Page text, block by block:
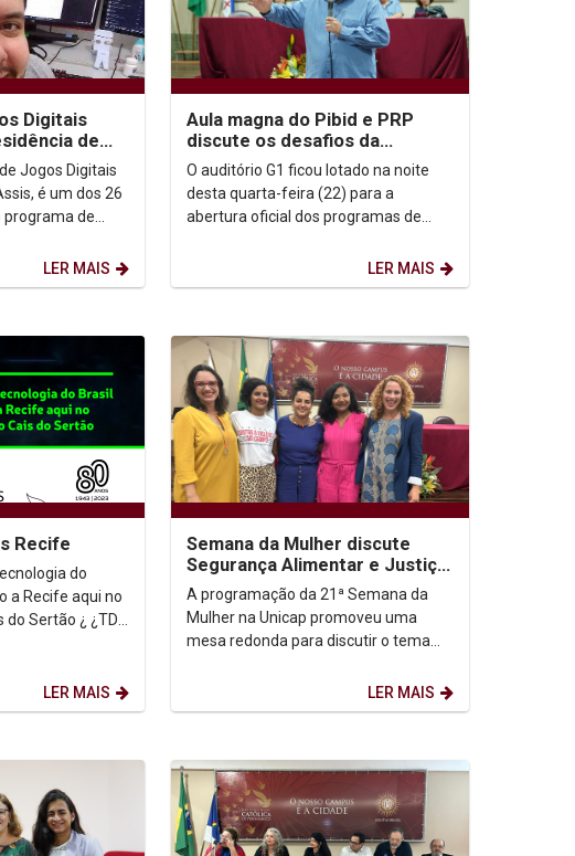
Digitais
de
UFPE
Jogos Digitais
é um dos 26
programa de
LER MAIS
Aula magna do Pibid e PRP
discute os desafios da
formação de professores
O auditório G1 ficou lotado na noite
desta quarta-feira (22) para a
abertura oficial dos programas de
LER MAIS
Recife
do
a Recife aqui no
¿ ¿TDC
LER MAIS
Semana da Mulher discute
Segurança Alimentar e Justiça
Social
A programação da 21ª Semana da
Mulher na Unicap promoveu uma
mesa redonda para discutir o tema
Social”. A conversa aconteceu...
LER MAIS